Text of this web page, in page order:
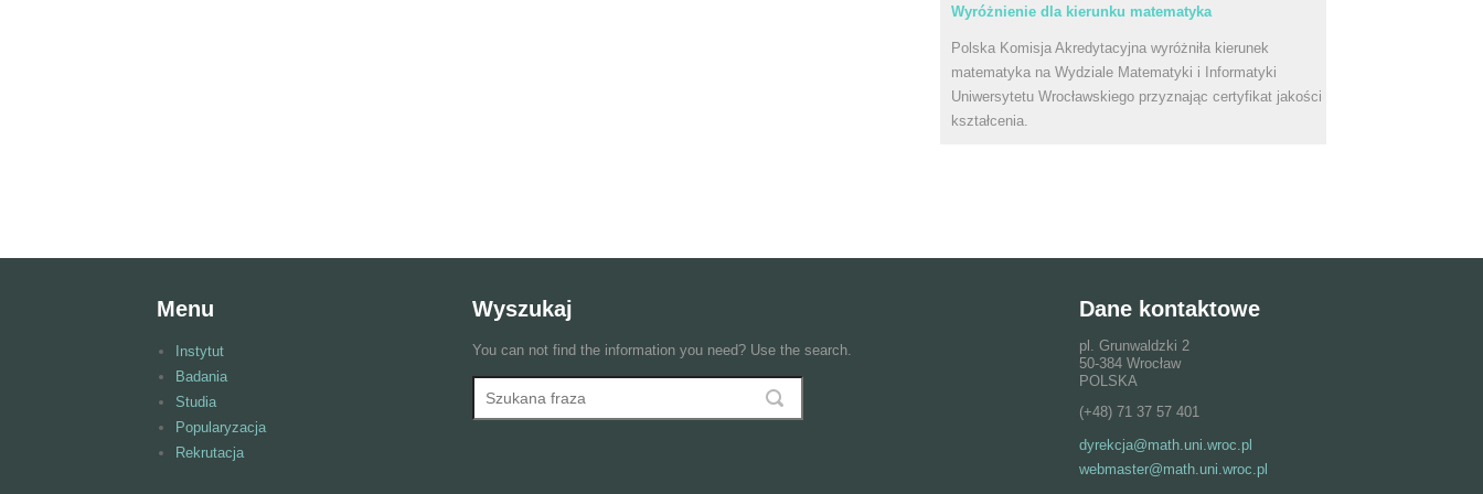
Wyróżnienie dla kierunku matematyka
Polska Komisja Akredytacyjna wyróżniła kierunek
matematyka na Wydziale Matematyki i Informatyki
Uniwersytetu Wrocławskiego przyznając certyfikat jakości
kształcenia.
Menu
Instytut
Badania
Studia
Popularyzacja
Rekrutacja
Wyszukaj
You can not find the information you need? Use the search.
Formularz wyszukiwania
Wyszukaj
Dane kontaktowe
pl. Grunwaldzki 2
50-384 Wrocław
POLSKA
(+48) 71 37 57 401
dyrekcja@math.uni.wroc.pl
webmaster@math.uni.wroc.pl